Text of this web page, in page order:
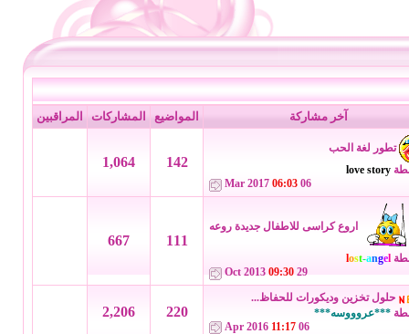
آخر مشاركة المواضيع المشاركات المراقبين
تطور لغة الحب
love story
06 Mar 2017
06:03
142
1,064
اروع كراسى للاطفال جديدة روعه
lost-angel
29 Oct 2013
09:30
111
667
حلول تخزين وديكورات للحفاظ...
***عروووسه***
06 Apr 2016
11:17
220
2,206